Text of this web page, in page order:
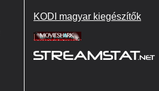
KODI magyar kiegészítők